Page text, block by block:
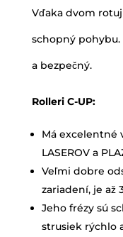
Vďaka dvom
schopný pohybu.
a bezpečný.
Rolleri C-UP:
Má excelentné
LASEROV a
Veľmi dobre
zariadení, je až
Jeho frézy sú
strusiek rýchlo